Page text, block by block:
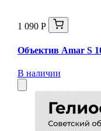
1 090 Р
Объектив Amar S
В наличии